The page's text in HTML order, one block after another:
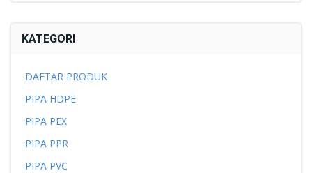
KATEGORI
DAFTAR PRODUK
PIPA HDPE
PIPA PEX
PIPA PPR
PIPA PVC